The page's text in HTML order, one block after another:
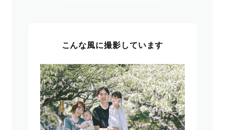
こんな風に撮影しています